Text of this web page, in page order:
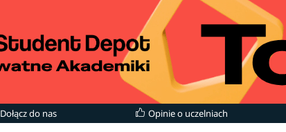
Dołącz do nas Opinie o uczelniach